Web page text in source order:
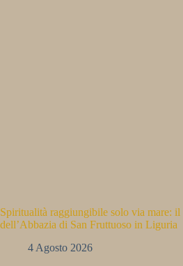
Spiritualità raggiungibile solo via mare: il
dell’Abbazia di San Fruttuoso in Liguria
4 Agosto 2026